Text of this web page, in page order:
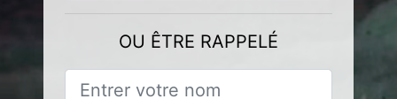
OU ÊTRE RAPPELÉ